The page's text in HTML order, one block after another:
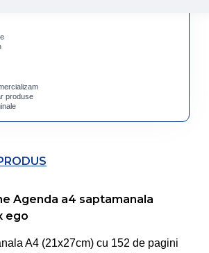
produse
Agenda a4 saptamanala
ego
A4 (21x27cm) cu 152 de pagini